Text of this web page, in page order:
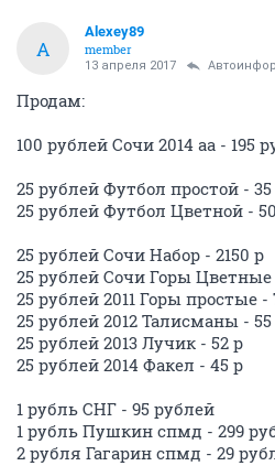
A
Alexey89
member
13 апреля 2017
Продам:
100 рублей Сочи 2014 аа - 195
25 рублей Футбол простой -
25 рублей Футбол Цветной -
25 рублей Сочи Набор - 2150 р
25 рублей Сочи Горы Цветные
25 рублей 2011 Горы простые -
25 рублей 2012 Талисманы -
25 рублей 2013 Лучик - 52 р
25 рублей 2014 Факел - 45 р
1 рубль СНГ - 95 рублей
1 рубль Пушкин спмд - 299
2 рубля Гагарин спмд - 29